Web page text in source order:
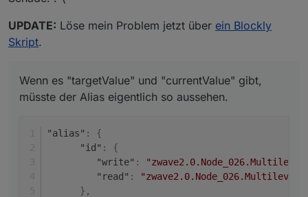
UPDATE: Löse mein Problem jetzt über ein Blockly
Skript.
Wenn es "targetValue" und "currentValue" gibt,
müsste der Alias eigentlich so aussehen.
"alias" :
{
"id" :
{
"write" :
"read" :
} ,